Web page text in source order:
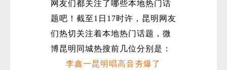
网友们都关注了哪些本地热门话
题吧！截至1日17时许，昆明网友
们热切关注着本地热门话题，微
博昆明同城热搜前几位分别是：
李鑫一昆明唱高音夯爆了